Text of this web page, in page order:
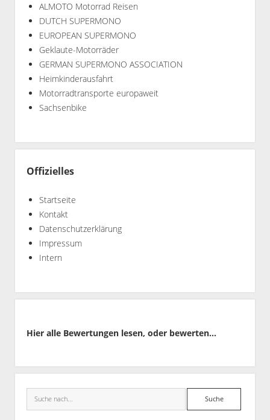
ALMOTO Motorrad Reisen
DUTCH SUPERMONO
EUROPEAN SUPERMONO
Geklaute-Motorräder
GERMAN SUPERMONO ASSOCIATION
Heimkinderausfahrt
Motorradtransporte europaweit
Sachsenbike
Offizielles
Startseite
Kontakt
Datenschutzerklärung
Impressum
Intern
Hier alle Bewertungen lesen, oder bewerten...
Suche